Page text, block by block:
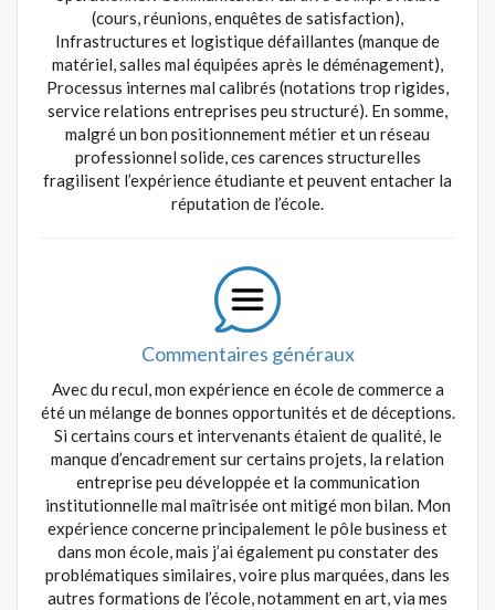
(cours, réunions, enquêtes de satisfaction),
Infrastructures et logistique défaillantes (manque de
matériel, salles mal équipées après le déménagement),
Processus internes mal calibrés (notations trop rigides,
service relations entreprises peu structuré). En somme,
malgré un bon positionnement métier et un réseau
professionnel solide, ces carences structurelles
fragilisent l’expérience étudiante et peuvent entacher la
réputation de l’école.
Commentaires généraux
Avec du recul, mon expérience en école de commerce a
été un mélange de bonnes opportunités et de déceptions.
Si certains cours et intervenants étaient de qualité, le
manque d’encadrement sur certains projets, la relation
entreprise peu développée et la communication
institutionnelle mal maîtrisée ont mitigé mon bilan. Mon
expérience concerne principalement le pôle business et
dans mon école, mais j’ai également pu constater des
problématiques similaires, voire plus marquées, dans les
autres formations de l’école, notamment en art, via mes